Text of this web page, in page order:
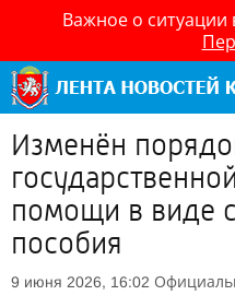
Важное о
Изменён
помощи в виде
пособия
9 июня 2026, 16:02